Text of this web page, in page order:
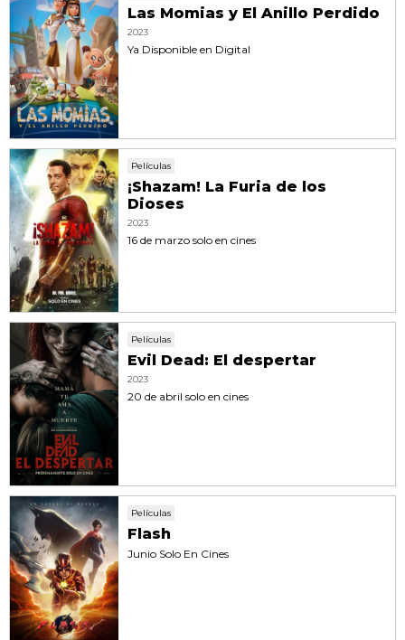
Las Momias y El Anillo Perdido
2023
Ya Disponible en Digital
Películas
¡Shazam! La Furia de los
Dioses
2023
16 de marzo solo en cines
Películas
Evil Dead: El despertar
2023
20 de abril solo en cines
Películas
Flash
Junio Solo En Cines